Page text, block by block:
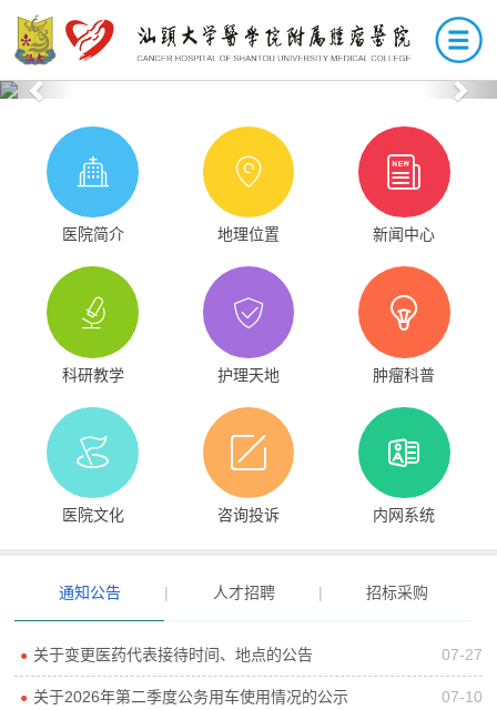
Previous
医院简介 地理位置 新闻中心
科研教学 护理天地 肿瘤科普
医院文化 咨询投诉 内网系统
通知公告 | 人才招聘 | 招标采购
● 关于变更医药代表接待时间、地点的公告 07-27
● 关于2026年第二季度公务用车使用情况的公示 07-10